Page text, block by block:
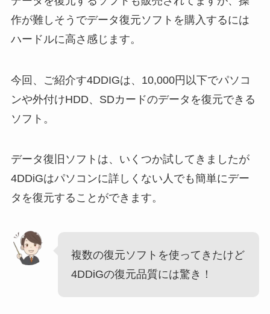
作が難しそうでデータ復元ソフトを購入するには
ハードルに高さ感じます。
今回、ご紹介す4DDIGは、10,000円以下でパソコ
ンや外付けHDD、SDカードのデータを復元できる
ソフト。
データ復旧ソフトは、いくつか試してきましたが
4DDiGはパソコンに詳しくない人でも簡単にデー
タを復元することができます。
複数の復元ソフトを使ってきたけど
4DDiGの復元品質には驚き！